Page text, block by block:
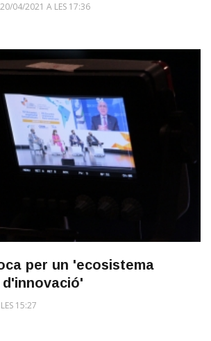
20/04/2021 A LES 17:36
per un 'ecosistema
15:27